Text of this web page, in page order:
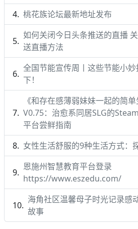
桃花族论坛最新地址发布
如何关闭今日头条推送的直播
送直播方法
全国节能宣传周丨这些节能小
下！
《和存在感薄弱妹妹一起的简单
V0.75：治愈系同居SLG的
平台尝鲜指南
女性生活舒服的9种生活方式：
恩施州智慧教育平台登录
https://www.eszedu.com/
海角社区温馨母子时光记录感
故事